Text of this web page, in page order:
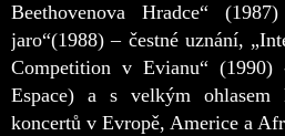
Beethovenova Hradce“
jaro“(1988) – čestné uznání,
Competition v Evianu“
Espace) a s velkým ohlasem
koncertů v Evropě, Americe a